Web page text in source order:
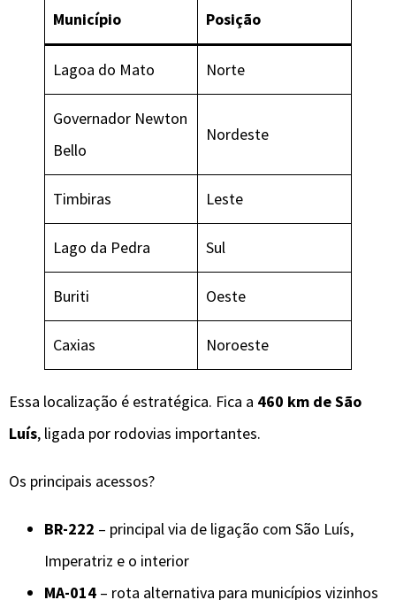
Município Posição
Lagoa do Mato Norte
Governador Newton
Bello
Nordeste
Timbiras Leste
Lago da Pedra Sul
Buriti Oeste
Caxias Noroeste
Essa localização é estratégica. Fica a 460 km de São
Luís, ligada por rodovias importantes.
Os principais acessos?
BR-222 – principal via de ligação com São Luís,
Imperatriz e o interior
MA-014 – rota alternativa para municípios vizinhos